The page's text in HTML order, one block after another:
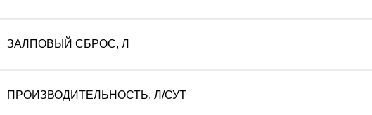
ЗАЛПОВЫЙ СБРОС, Л
ПРОИЗВОДИТЕЛЬНОСТЬ, Л/СУТ